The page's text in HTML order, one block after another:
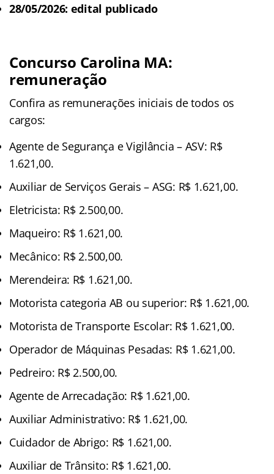
28/05/2026: edital publicado
Concurso Carolina MA:
remuneração
Confira as remunerações iniciais de todos os
cargos:
Agente de Segurança e Vigilância – ASV: R$
1.621,00.
Auxiliar de Serviços Gerais – ASG: R$ 1.621,00.
Eletricista: R$ 2.500,00.
Maqueiro: R$ 1.621,00.
Mecânico: R$ 2.500,00.
Merendeira: R$ 1.621,00.
Motorista categoria AB ou superior: R$ 1.621,00.
Motorista de Transporte Escolar: R$ 1.621,00.
Operador de Máquinas Pesadas: R$ 1.621,00.
Pedreiro: R$ 2.500,00.
Agente de Arrecadação: R$ 1.621,00.
Auxiliar Administrativo: R$ 1.621,00.
Cuidador de Abrigo: R$ 1.621,00.
Auxiliar de Trânsito: R$ 1.621,00.